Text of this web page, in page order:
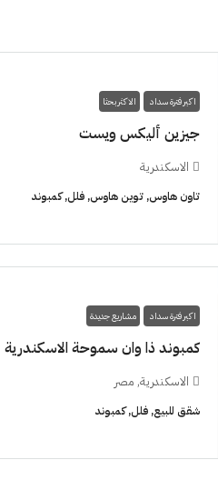
اكبر فترة سداد الاكثر بحثا
جيزين أليكس ويست
الاسكندرية
تاون هاوس, توين هاوس, فلل, كمبوند
اكبر فترة سداد مشاريع جديدة
كمبوند ذا وان سموحة الاسكندرية
الاسكندرية, مصر
شقق للبيع, فلل, كمبوند